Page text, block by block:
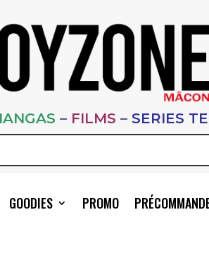
– FILMS – SERIES
GOODIES PROMO